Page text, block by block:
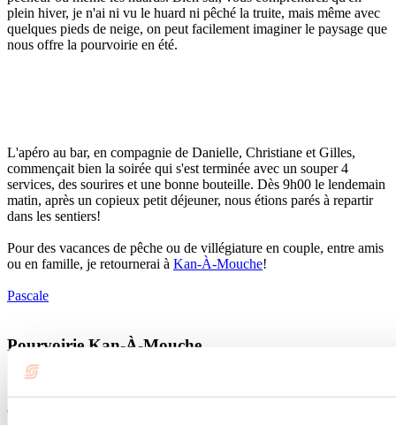
plein hiver, je n'ai ni vu le huard ni pêché la truite, mais même avec
quelques pieds de neige, on peut facilement imaginer le paysage que
nous offre la pourvoirie en été.
L'apéro au bar, en compagnie de Danielle, Christiane et Gilles,
commençait bien la soirée qui s'est terminée avec un souper 4
services, des sourires et une bonne bouteille. Dès 9h00 le lendemain
matin, après un copieux petit déjeuner, nous étions parés à repartir
dans les sentiers!
Pour des vacances de pêche ou de villégiature en couple, entre amis
ou en famille, je retournerai à Kan-À-Mouche!
Pascale
Pourvoirie Kan-À-Mouche
7639, rue Brassard
Saint-Michel-des-Saints (Québec)
CANADA J0K 3B0